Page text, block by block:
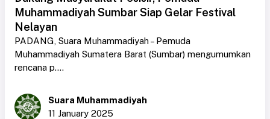
Muhammadiyah Sumbar Siap Gelar Festival
Nelayan
PADANG, Suara Muhammadiyah – Pemuda
Muhammadiyah Sumatera Barat (Sumbar) mengumumkan
rencana p....
Suara Muhammadiyah
11 January 2025